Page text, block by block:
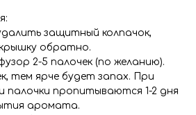
защитный колпачок,
обратно.
2-5 палочек (по желанию).
тем ярче будет запах. При
палочки пропитываются 1-2 дня
аромата.